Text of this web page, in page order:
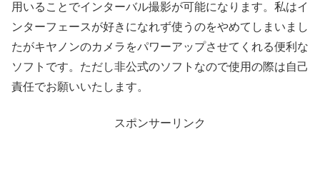
用いることでインターバル撮影が可能になります。私はイ
ンターフェースが好きになれず使うのをやめてしまいまし
たがキヤノンのカメラをパワーアップさせてくれる便利な
ソフトです。ただし非公式のソフトなので使用の際は自己
責任でお願いいたします。
スポンサーリンク